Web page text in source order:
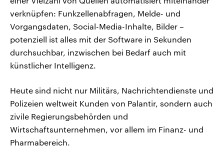
verknüpfen: Funkzellenabfragen, Melde- und
Vorgangsdaten, Social-Media-Inhalte, Bilder –
potenziell ist alles mit der Software in Sekunden
durchsuchbar, inzwischen bei Bedarf auch mit
künstlicher Intelligenz.
Heute sind nicht nur Militärs, Nachrichtendienste und
Polizeien weltweit Kunden von Palantir, sondern auch
zivile Regierungsbehörden und
Wirtschaftsunternehmen, vor allem im Finanz- und
Pharmabereich.